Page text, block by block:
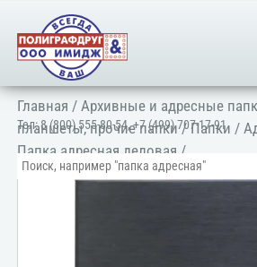
Тел:8 (800) 555-80-54,+7 (499) 707-17-91
Главная /Архивные и адресные
планшеты, прочие папки/Папки /
Папка адресная деловая /